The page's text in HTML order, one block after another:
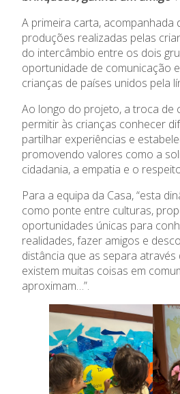
A primeira carta, acompanhada
produções realizadas pelas
do intercâmbio entre os dois
oportunidade de comunicação
crianças de países unidos pela
Ao longo do projeto, a troca de
permitir às crianças conhecer
partilhar experiências e
promovendo valores como a
cidadania, a empatia e o
Para a equipa da Casa, “esta
como ponte entre culturas,
oportunidades únicas para
realidades, fazer amigos e
distância que as separa
existem muitas coisas em
aproximam…”.